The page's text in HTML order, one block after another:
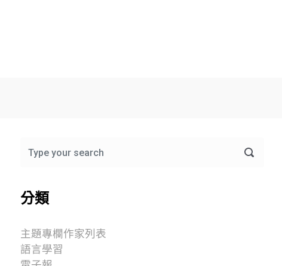
分類
主題專欄作家列表
語言學習